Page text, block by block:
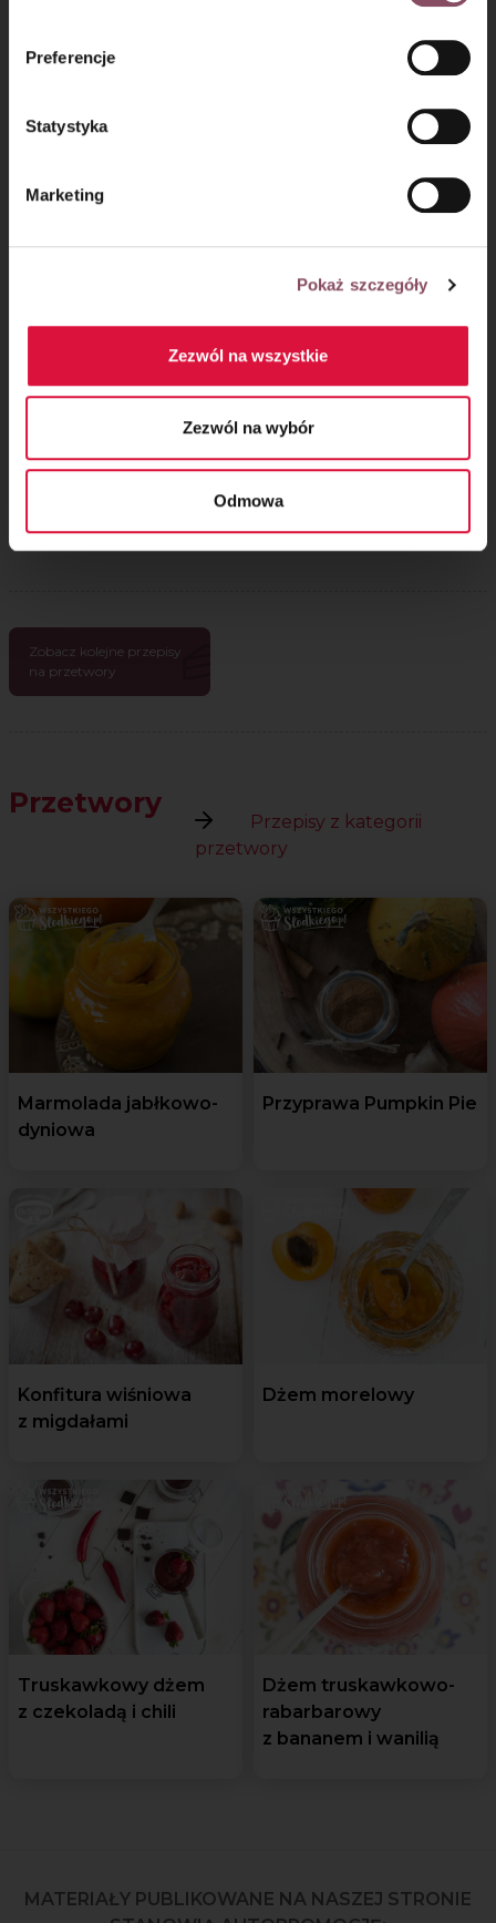
informacji o przetwarzaniu danych osobowych oraz
Polityce
prywatności.
Preferencje
Statystyka
Marketing
Pokaż szczegóły
Zezwól na wszystkie
Zezwól na wybór
Odmowa
Komentarze
Zobacz kolejne przepisy
na przetwory
Przetwory
Przepisy z kategorii
przetwory
Marmolada jabłkowo-
dyniowa
Przyprawa Pumpkin Pie
Konfitura wiśniowa
z migdałami
Dżem morelowy
Truskawkowy dżem
z czekoladą i chili
Dżem truskawkowo-
rabarbarowy
z bananem i wanilią
MATERIAŁY PUBLIKOWANE NA NASZEJ STRONIE